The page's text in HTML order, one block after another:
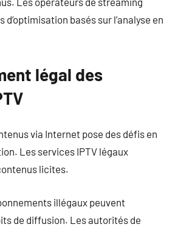
basés sur l’analyse en
légal des
via Internet pose des défis en
Les services IPTV légaux
licites.
illégaux peuvent
de diffusion. Les autorités de